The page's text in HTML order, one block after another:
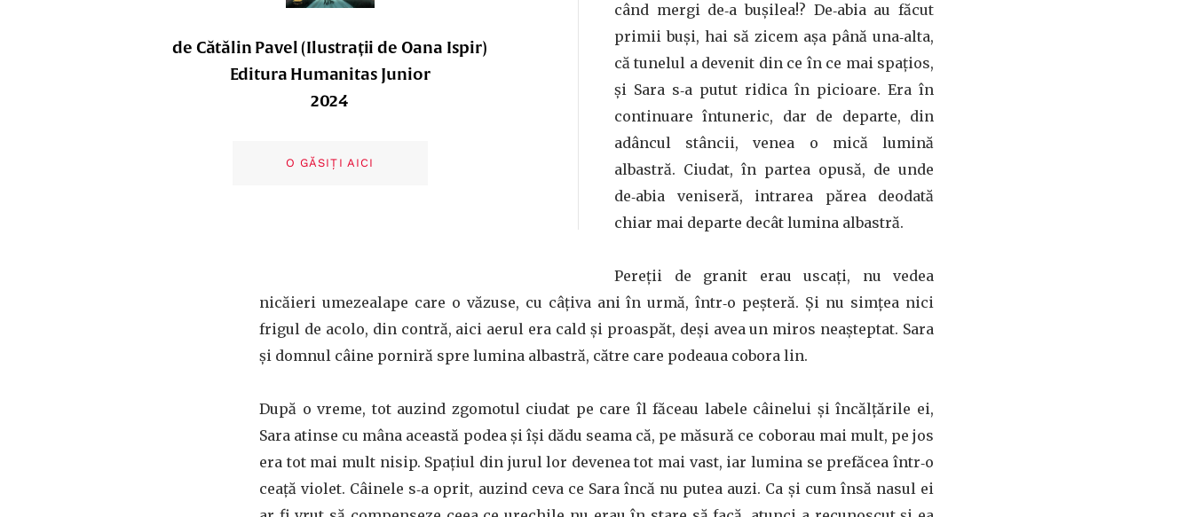
de Cătălin Pavel (Ilustrații de Oana Ispir)
Editura Humanitas Junior
2024
O GĂSIȚI AICI
când mergi de‑a bușilea!? De‑abia au făcut
primii buși, hai să zicem așa până una‑alta,
că tunelul a devenit din ce în ce mai spaţios,
și Sara s‑a putut ridica în picioare. Era în
continuare întuneric, dar de departe, din
adâncul stâncii, venea o mică lumină
albastră. Ciudat, în partea opusă, de unde
de‑abia veniseră, intrarea părea deodată
chiar mai departe decât lumina albastră.
Pereţii de granit erau uscaţi, nu vedea
nicăieri umezealape care o văzuse, cu câţiva ani în urmă, într‑o peșteră. Și nu simţea nici
frigul de acolo, din contră, aici aerul era cald și proaspăt, deși avea un miros neașteptat. Sara
și domnul câine porniră spre lumina albastră, către care podeaua cobora lin.
După o vreme, tot auzind zgomotul ciudat pe care îl făceau labele câinelui și încălţările ei,
Sara atinse cu mâna această podea și își dădu seama că, pe măsură ce coborau mai mult, pe jos
era tot mai mult nisip. Spaţiul din jurul lor devenea tot mai vast, iar lumina se prefăcea într‑o
ceaţă violet. Câinele s‑a oprit, auzind ceva ce Sara încă nu putea auzi. Ca și cum însă nasul ei